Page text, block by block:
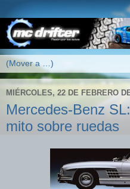
MIÉRCOLES, 22 DE FEBRERO
Mercedes-Benz
mito sobre ruedas